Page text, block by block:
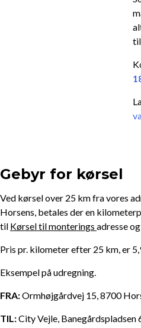
Gebyr for kørsel
Ved kørsel over 25 km fra vores
Horsens, betales der en
til Kørsel til monterings adresse
Pris pr. kilometer efter 25 km, er
Eksempel på udregning.
FRA:Ormhøjgårdvej 15, 8700
TIL:City Vejle, Banegårdspladsen